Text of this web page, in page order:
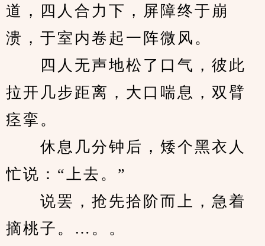
道，四人合力下，屏障终于崩
溃，于室内卷起一阵微风。
四人无声地松了口气，彼此
拉开几步距离，大口喘息，双臂
痉挛。
休息几分钟后，矮个黑衣人
忙说：“上去。”
说罢，抢先拾阶而上，急着
摘桃子。…。。